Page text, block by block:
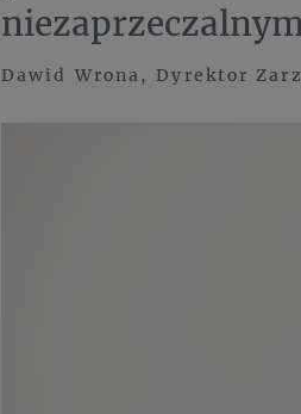
Dawid Wrona, Dyrektor